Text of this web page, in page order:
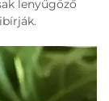
lenyűgöző